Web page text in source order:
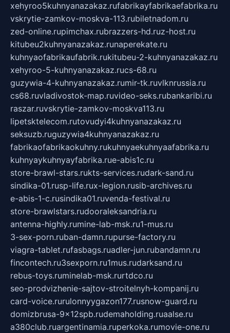
xehyroo5kuhnyanazakaz.rufabrikayfabrikaefabrika.ru
vskrytie-zamkov-moskva-113.rubiletnadom.ru
zed-online.rupimchax.rubrazzers-hd.ruz-host.ru
kitubeu2kuhnyanazakaz.runaperekate.ru
kuhnyaofabrikaufabrik.rukitubeu-2-kuhnyanazakaz.ru
xehyroo-5-kuhnyanazakaz.rucs-68.ru
guzywia-4-kuhnyanazakaz.rumir-tk.ruvlknrussia.ru
cs68.ruvladivostok-map.ruvideo-seks.rubankaribi.ru
raszar.ruvskrytie-zamkov-moskva113.ru
lipetsktelecom.rutovudyi4kuhnyanazakaz.ru
seksuzb.ruguzywia4kuhnyanazakaz.ru
fabrikaofabrikaokuhny.rukuhnyaekuhnyaafabrika.ru
kuhnyaykuhnyayfabrika.rue-abis1c.ru
store-brawl-stars.rukts-services.rudark-sand.ru
sindika-01.rusp-life.rux-legion.rusib-archives.ru
e-abis-1-c.rusindika01.ruvenda-festival.ru
store-brawlstars.rudooraleksandria.ru
antenna-highly.rumine-lab-msk.ru1-mus.ru
3-sex-porn.ruban-damn.rupurse-factory.ru
viagra-tablet.rufasbags.ruadler-jun.rubandamn.ru
fincontech.ru3sexporn.ru1mus.rudarksand.ru
rebus-toys.ruminelab-msk.rurtdco.ru
seo-prodvizhenie-sajtov-stroitelnyh-kompanij.ru
card-voice.rurulonnyygazon177.rusnow-guard.ru
domizbrusa-9x12spb.rudemaholding.ruaalse.ru
a380club.ruargentinamia.ruperkoka.rumovie-one.ru